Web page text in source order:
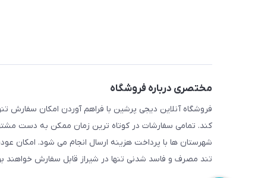
مختصری درباره فروشگاه
فروشگاه آنلاین دیجی پرشین با فراهم آوردن امکان سفارش
کند. تمامی سفارشات در کوتاه ترین زمان ممکن به دست
شهرستان ها با پرداخت هزینه ارسال انجام می شود. امکان
تند مصرف و فاسد شدنی تنها در شیراز قابل سفارش خواهند